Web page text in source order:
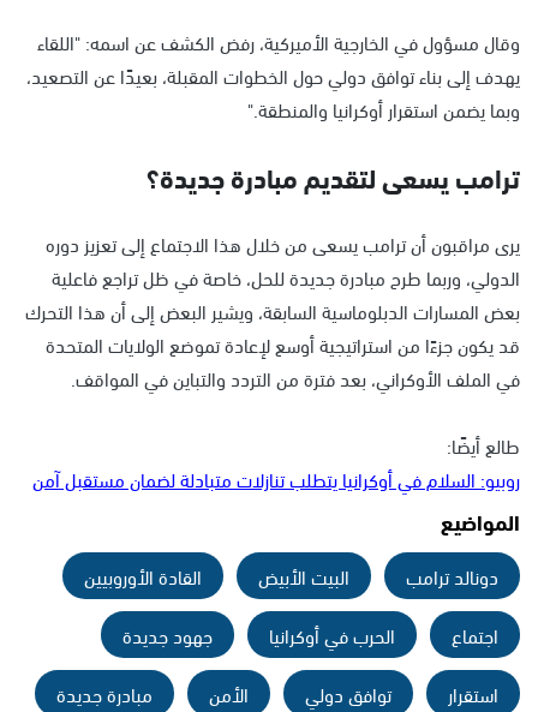
وقال مسؤول في الخارجية الأميركية، رفض الكشف عن اسمه: "اللقاء
يهدف إلى بناء توافق دولي حول الخطوات المقبلة، بعيدًا عن التصعيد،
وبما يضمن استقرار أوكرانيا والمنطقة."
ترامب يسعى لتقديم مبادرة جديدة؟
يرى مراقبون أن ترامب يسعى من خلال هذا الاجتماع إلى تعزيز دوره
الدولي، وربما طرح مبادرة جديدة للحل، خاصة في ظل تراجع فاعلية
بعض المسارات الدبلوماسية السابقة، ويشير البعض إلى أن هذا التحرك
قد يكون جزءًا من استراتيجية أوسع لإعادة تموضع الولايات المتحدة
في الملف الأوكراني، بعد فترة من التردد والتباين في المواقف.
طالع أيضًا:
روبيو: السلام في أوكرانيا يتطلب تنازلات متبادلة لضمان مستقبل آمن
المواضيع
دونالد ترامب البيت الأبيض
القادة الأوروبيين
اجتماع
الحرب في أوكرانيا
جهود جديدة
استقرار
توافق دولي الأمن
مبادرة جديدة